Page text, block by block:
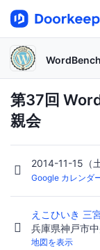
第37回
親会
2014-11-15（
Google カレンダ
えこひいき 三
兵庫県神戸市
地図を表示